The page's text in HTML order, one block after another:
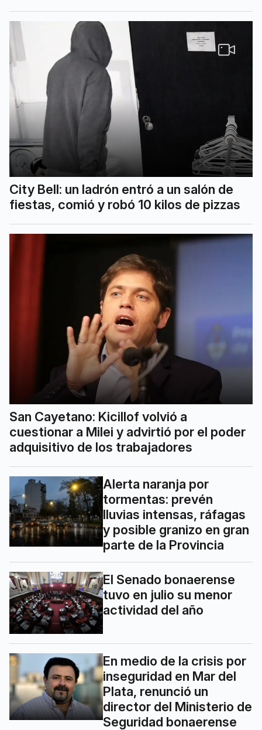
City Bell: un ladrón entró a un salón de
fiestas, comió y robó 10 kilos de pizzas
San Cayetano: Kicillof volvió a
cuestionar a Milei y advirtió por el poder
adquisitivo de los trabajadores
Alerta naranja por
tormentas: prevén
lluvias intensas, ráfagas
y posible granizo en gran
parte de la Provincia
El Senado bonaerense
tuvo en julio su menor
actividad del año
En medio de la crisis por
inseguridad en Mar del
Plata, renunció un
director del Ministerio de
Seguridad bonaerense